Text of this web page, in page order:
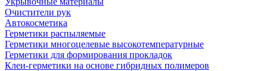
Очистители рук
Автокосметика
Герметики распыляемые
Герметики многоцелевые высокотемпературные
Герметики для формирования прокладок
Клеи-герметики на основе гибридных полимеров